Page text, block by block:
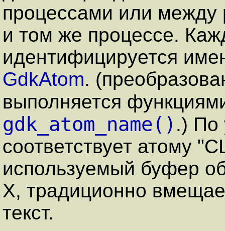
процессами или
и том же процессе.
идентифицируется
GdkAtom.
выполняется
gdk_atom_name() .) По
соответствует атому
используемый буфер
X, традиционно
текст.